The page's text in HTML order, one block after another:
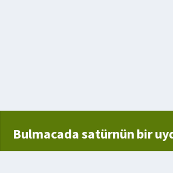
Bulmacada satürnün bir